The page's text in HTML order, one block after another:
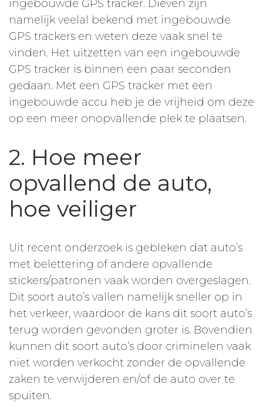
ingebouwde GPS tracker. Dieven zijn
namelijk veelal bekend met ingebouwde
GPS trackers en weten deze vaak snel te
vinden. Het uitzetten van een ingebouwde
GPS tracker is binnen een paar seconden
gedaan. Met een GPS tracker met een
ingebouwde accu heb je de vrijheid om deze
op een meer onopvallende plek te plaatsen.
2. Hoe meer
opvallend de auto,
hoe veiliger
Uit recent onderzoek is gebleken dat auto’s
met belettering of andere opvallende
stickers/patronen vaak worden overgeslagen.
Dit soort auto’s vallen namelijk sneller op in
het verkeer, waardoor de kans dit soort auto’s
terug worden gevonden groter is. Bovendien
kunnen dit soort auto’s door criminelen vaak
niet worden verkocht zonder de opvallende
zaken te verwijderen en/of de auto over te
spuiten.